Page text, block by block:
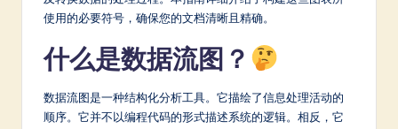
hi
使用的必要符号，确保您的文档清晰且精确。
什么是数据流图？
数据流图是一种结构化分析工具。它描绘了信息处理活动的
顺序。它并不以编程代码的形式描述系统的逻辑。相反，它